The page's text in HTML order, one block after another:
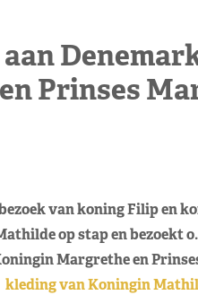
Prinses
van koning Filip en
op stap en bezoekt
Margrethe en
kleding van Koningin